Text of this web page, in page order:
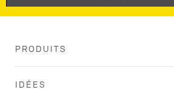
PRODUITS
IDÉES